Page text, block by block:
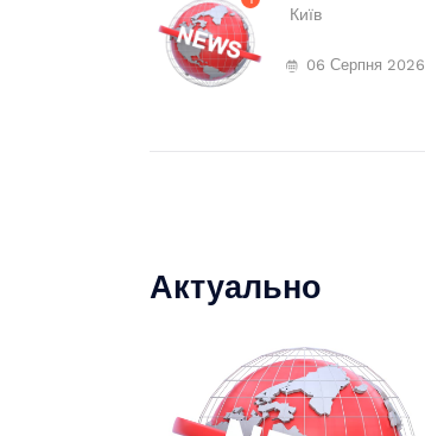
Київ
06 Серпня 2026
Актуально